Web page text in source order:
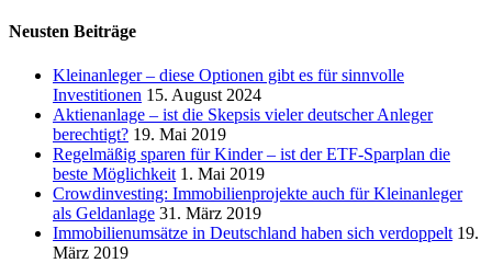
Neusten Beiträge
Kleinanleger – diese Optionen gibt es für sinnvolle
Investitionen 15. August 2024
Aktienanlage – ist die Skepsis vieler deutscher Anleger
berechtigt? 19. Mai 2019
Regelmäßig sparen für Kinder – ist der ETF-Sparplan die
beste Möglichkeit 1. Mai 2019
Crowdinvesting: Immobilienprojekte auch für Kleinanleger
als Geldanlage 31. März 2019
Immobilienumsätze in Deutschland haben sich verdoppelt 19.
März 2019